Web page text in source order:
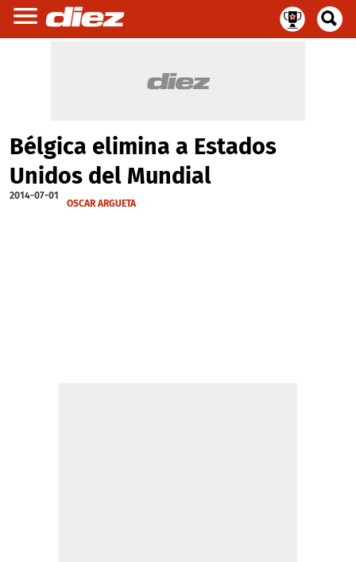
Bélgica elimina a Estados
Unidos del Mundial
2014-07-01
OSCAR ARGUETA